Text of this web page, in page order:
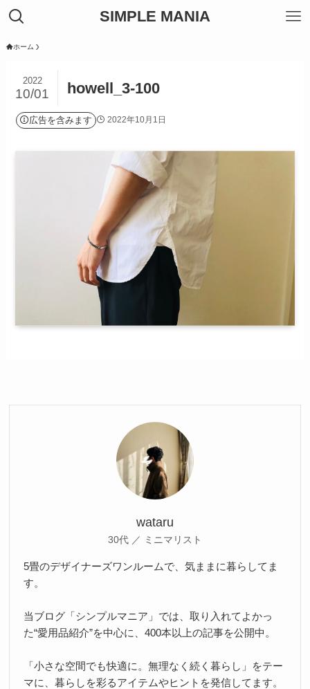
SIMPLE MANIA
ホーム
howell_3-100
2022
10/01
広告を含みます 2022年10月1日
wataru
30代 ／ ミニマリスト
5畳のデザイナーズワンルームで、気ままに暮らしてま
す。
当ブログ「シンプルマニア」では、取り入れてよかっ
た“愛用品紹介”を中心に、400本以上の記事を公開中。
「小さな空間でも快適に。無理なく続く暮らし」をテー
マに、暮らしを彩るアイテムやヒントを発信してます。